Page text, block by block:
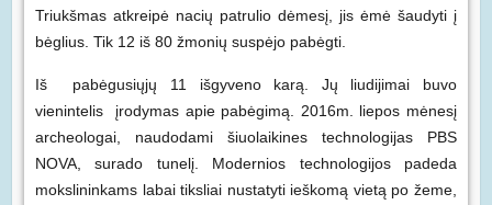
Triukšmas atkreipė nacių patrulio dėmesį, jis ėmė šaudyti į
bėglius. Tik 12 iš 80 žmonių suspėjo pabėgti.
Iš pabėgusiųjų 11 išgyveno karą. Jų liudijimai buvo
vienintelis įrodymas apie pabėgimą. 2016m. liepos mėnesį
archeologai, naudodami šiuolaikines technologijas PBS
NOVA, surado tunelį. Modernios technologijos padeda
mokslininkams labai tiksliai nustatyti ieškomą vietą po žeme,